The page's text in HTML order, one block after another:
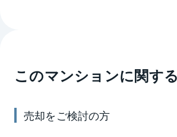
このマンションに関す
売却をご検討の方